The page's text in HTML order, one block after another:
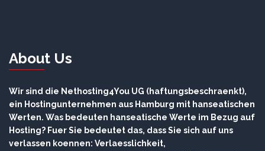
About Us
Wir sind die Nethosting4You UG (haftungsbeschraenkt),
ein Hostingunternehmen aus Hamburg mit hanseatischen
Werten. Was bedeuten hanseatische Werte im Bezug auf
Hosting? Fuer Sie bedeutet das, dass Sie sich auf uns
verlassen koennen: Verlaesslichkeit,